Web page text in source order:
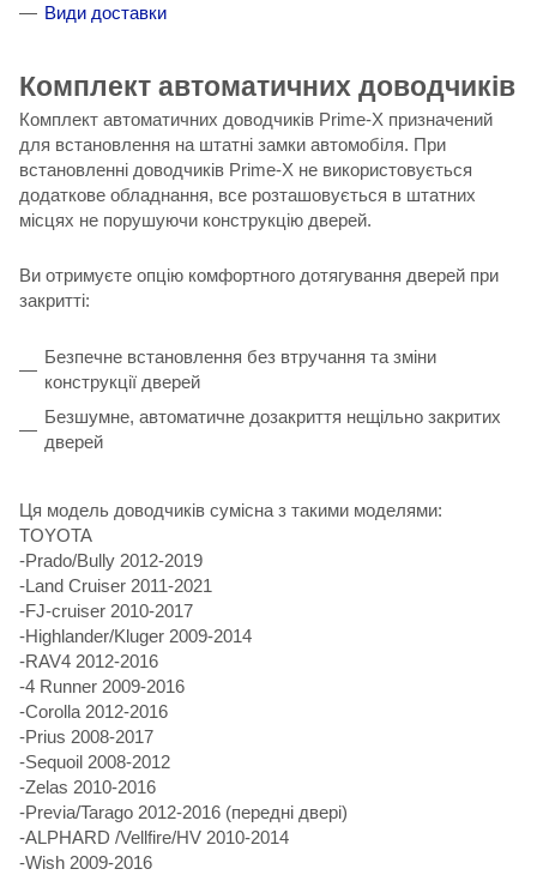
Види доставки
Комплект автоматичних доводчиків
Комплект автоматичних доводчиків Prime-X призначений
для встановлення на штатні замки автомобіля. При
встановленні доводчиків Prime-X не використовується
додаткове обладнання, все розташовується в штатних
місцях не порушуючи конструкцію дверей.
Ви отримуєте опцію комфортного дотягування дверей при
закритті:
Безпечне встановлення без втручання та зміни
конструкції дверей
Безшумне, автоматичне дозакриття нещільно закритих
дверей
Ця модель доводчиків сумісна з такими моделями:
TOYOTA
-Prado/Bully 2012-2019
-Land Cruiser 2011-2021
-FJ-cruiser 2010-2017
-Highlander/Kluger 2009-2014
-RAV4 2012-2016
-4 Runner 2009-2016
-Corolla 2012-2016
-Prius 2008-2017
-Sequoil 2008-2012
-Zelas 2010-2016
-Previa/Tarago 2012-2016 (передні двері)
-ALPHARD /Vellfire/HV 2010-2014
-Wish 2009-2016